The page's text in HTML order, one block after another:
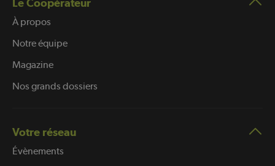
À propos
Notre équipe
Magazine
Nos grands dossiers
Votre réseau
Évènements